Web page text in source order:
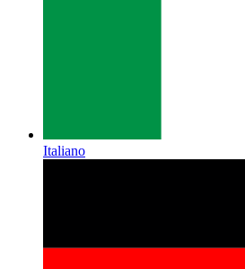
Italiano